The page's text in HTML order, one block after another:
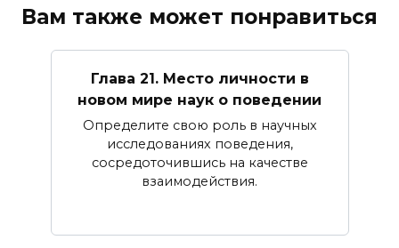
Вам также может понравиться
Глава 21. Место личности в
новом мире наук о поведении
Определите свою роль в научных
исследованиях поведения,
сосредоточившись на качестве
взаимодействия.